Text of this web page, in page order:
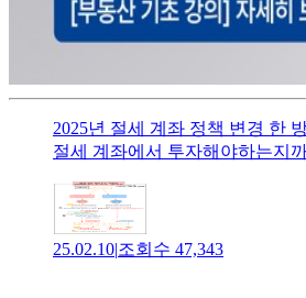
2025년 절세 계좌 정책 변경 한
절세 계좌에서 투자해야하는지
25.02.10|조회수 47,343